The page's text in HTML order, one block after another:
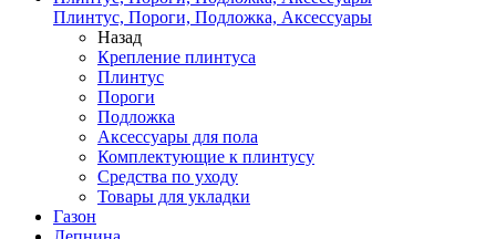
Плинтус, Пороги, Подложка, Аксессуары
Назад
Крепление плинтуса
Плинтус
Пороги
Подложка
Аксессуары для пола
Комплектующие к плинтусу
Средства по уходу
Товары для укладки
Газон